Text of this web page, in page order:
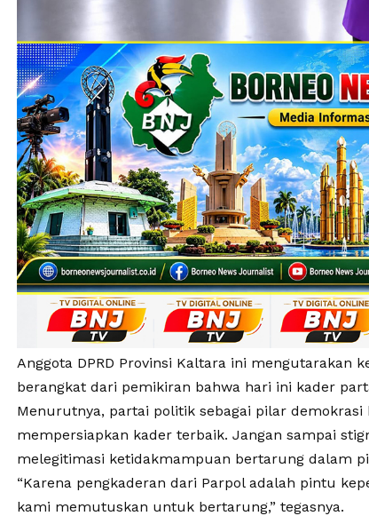
Anggota DPRD Provinsi Kaltara ini mengutarakan
berangkat dari pemikiran bahwa hari ini kader
Menurutnya, partai politik sebagai pilar
mempersiapkan kader terbaik. Jangan sampai
melegitimasi ketidakmampuan bertarung dalam
“Karena pengkaderan dari Parpol adalah pintu
kami memutuskan untuk bertarung,” tegasnya.